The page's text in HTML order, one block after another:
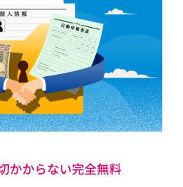
かからない完全無料